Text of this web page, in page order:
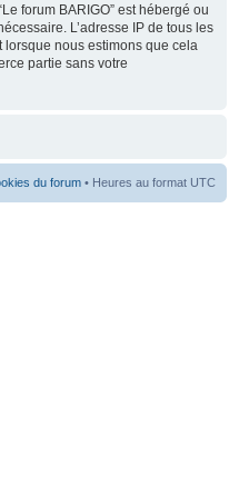
forum BARIGO” est hébergé ou
L’adresse IP de tous les
lorsque nous estimons que cela
partie sans votre
du forum • Heures au format UTC